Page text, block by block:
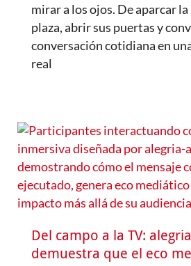
mirar a los ojos. De aparcar la
plaza, abrir sus puertas y
conversación cotidiana en
real
Del campo a la TV:
demuestra que el eco